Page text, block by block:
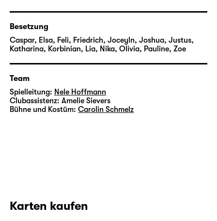
#noname nimmt euch mit in ein
phantastisches Spiel voller Möglichkeiten und
Entscheidungen, auf der Suche nach
Individualität, den großen Lebensfragen und
dem Wunsch anzukommen.
Mehr zur
Besetzung
Caspar, Elsa, Feli, Friedrich, Joceyln, Joshua, Justus,
Katharina, Korbinian, Lia, Nika, Olivia, Pauline, Zoe
Team
Spielleitung: Nele Hoffmann
Clubassistenz: Amelie Sievers
Bühne und Kostüm: Carolin Schmelz
Karten kaufen